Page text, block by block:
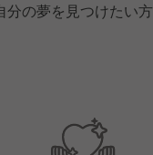
の夢を見つけたい方